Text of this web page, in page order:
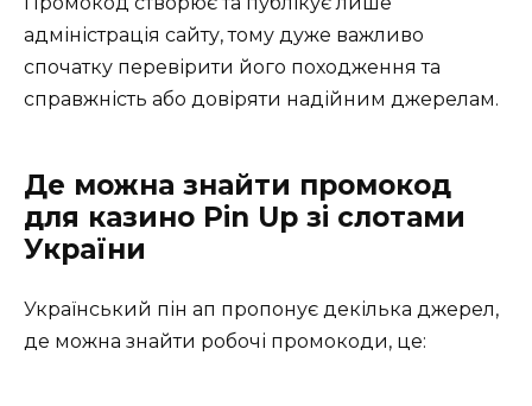
адміністрація сайту, тому дуже важливо
спочатку перевірити його походження та
справжність або довіряти надійним джерелам.
Де можна знайти промокод
для казино Pin Up зі слотами
України
Український пін ап пропонує декілька джерел,
де можна знайти робочі промокоди, це: